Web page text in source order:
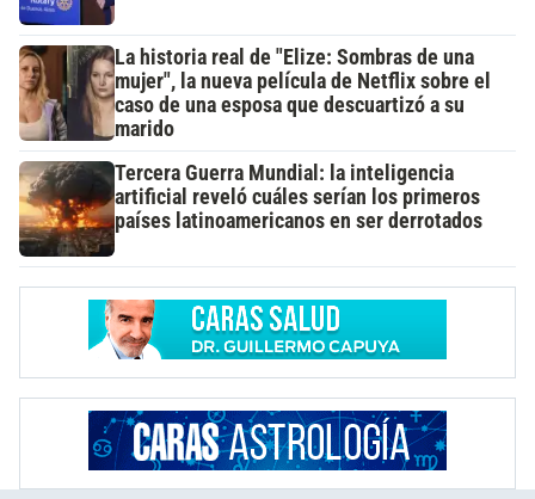
La historia real de "Elize: Sombras de una
mujer", la nueva película de Netflix sobre el
caso de una esposa que descuartizó a su
marido
Tercera Guerra Mundial: la inteligencia
artificial reveló cuáles serían los primeros
países latinoamericanos en ser derrotados